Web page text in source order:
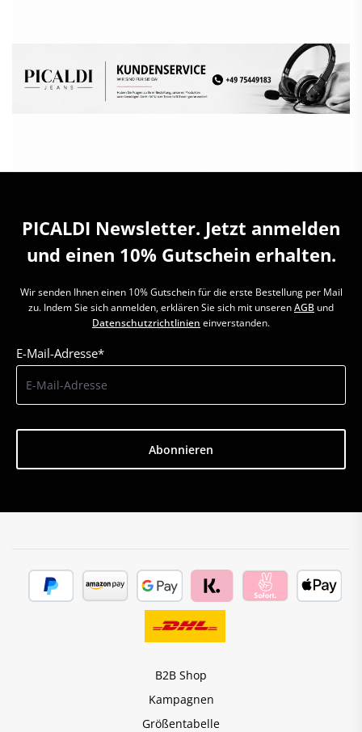
PICALDI Newsletter. Jetzt anmelden
und einen 10% Gutschein erhalten.
Wir senden Ihnen einen 10% Gutschein für die erste Bestellung per Mail
zu. Indem Sie sich anmelden, erklären Sie sich mit unserenAGB und
Datenschutzrichtlinien einverstanden.
E-Mail-Adresse*
Abonnieren
B2B Shop
Kampagnen
Größentabelle